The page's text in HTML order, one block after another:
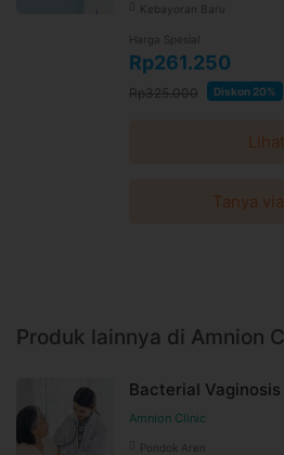
Kebayoran Baru
Harga Spesial
Rp261.250
Rp325.000 Diskon 20%
Tanya
Produk lainnya di Amnion
Bacterial
Amnion Clinic
Pondok Aren